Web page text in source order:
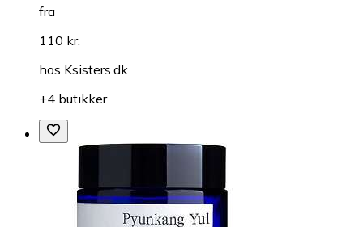
fra
110 kr.
hos Ksisters.dk
+4 butikker